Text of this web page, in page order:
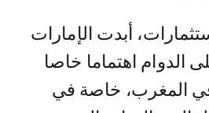
أبدت الإمارات
الدوام اهتماما خاصا
المغرب، خاصة في